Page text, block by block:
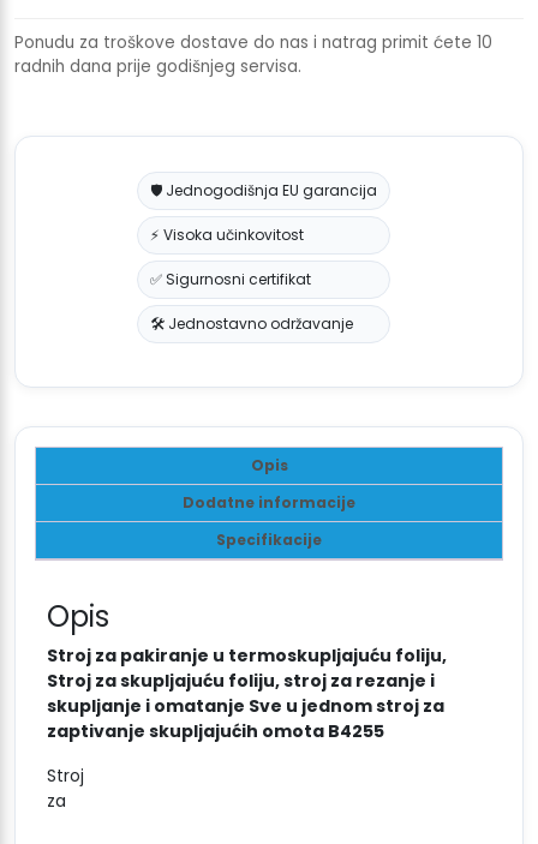
Ponudu za troškove dostave do nas i natrag primit ćete 10
radnih dana prije godišnjeg servisa.
🛡️ Jednogodišnja EU garancija
⚡ Visoka učinkovitost
✅ Sigurnosni certifikat
🛠️ Jednostavno održavanje
Opis
Dodatne informacije
Specifikacije
Opis
Stroj za pakiranje u termoskupljajuću foliju,
Stroj za skupljajuću foliju, stroj za rezanje i
skupljanje i omatanje Sve u jednom stroj za
zaptivanje skupljajućih omota B4255
Stroj
za